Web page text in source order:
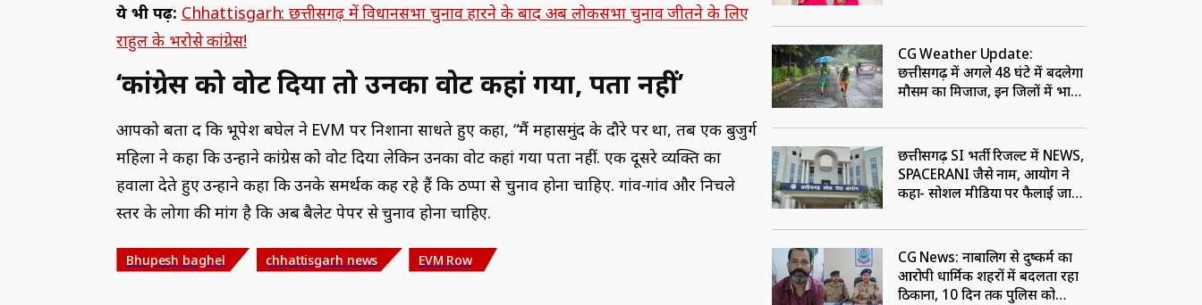
ये भी पढ़ें: Chhattisgarh: छत्तीसगढ़ में विधानसभा चुनाव हारने के बाद अब लोकसभा चुनाव जीतने के लिए
राहुल के भरोसे कांग्रेस!
‘कांग्रेस को वोट दिया तो उनका वोट कहां गया, पता नहीं’
आपको बता दें कि भूपेश बघेल ने EVM पर निशाना साधते हुए कहा, “मैं महासमुंद के दौरे पर था, तब एक बुजुर्ग
महिला ने कहा कि उन्होंने कांग्रेस को वोट दिया लेकिन उनका वोट कहां गया पता नहीं. एक दूसरे व्यक्ति का
हवाला देते हुए उन्होंने कहा कि उनके समर्थक कह रहे हैं कि ठप्पा से चुनाव होना चाहिए. गांव-गांव और निचले
स्तर के लोगों की मांग है कि अब बैलेट पेपर से चुनाव होना चाहिए.
Bhupesh baghel chhattisgarh news EVM Row
CG Weather Update:
छत्तीसगढ़ में अगले 48 घंटे में बदलेगा
मौसम का मिजाज, इन जिलों में भारी
छत्तीसगढ़ SI भर्ती रिजल्ट में NEWS,
SPACERANI जैसे नाम, आयोग ने
कहा- सोशल मीडिया पर फैलाई जा
CG News: नाबालिग से दुष्कर्म का
आरोपी धार्मिक शहरों में बदलता रहा
ठिकाना, 10 दिन तक पुलिस को